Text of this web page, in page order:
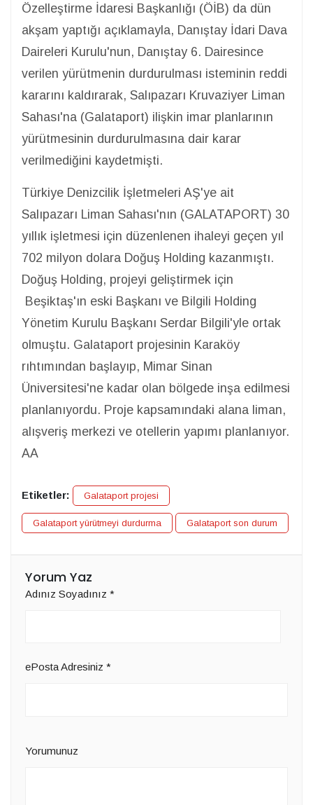
Özelleştirme İdaresi Başkanlığı (ÖİB) da dün
akşam yaptığı açıklamayla, Danıştay İdari Dava
Daireleri Kurulu'nun, Danıştay 6. Dairesince
verilen yürütmenin durdurulması isteminin reddi
kararını kaldırarak, Salıpazarı Kruvaziyer Liman
Sahası'na (Galataport) ilişkin imar planlarının
yürütmesinin durdurulmasına dair karar
verilmediğini kaydetmişti.
Türkiye Denizcilik İşletmeleri AŞ'ye ait
Salıpazarı Liman Sahası'nın (GALATAPORT) 30
yıllık işletmesi için düzenlenen ihaleyi geçen yıl
702 milyon dolara Doğuş Holding kazanmıştı.
Doğuş Holding, projeyi geliştirmek için
Beşiktaş'ın eski Başkanı ve Bilgili Holding
Yönetim Kurulu Başkanı Serdar Bilgili'yle ortak
olmuştu. Galataport projesinin Karaköy
rıhtımından başlayıp, Mimar Sinan
Üniversitesi'ne kadar olan bölgede inşa edilmesi
planlanıyordu. Proje kapsamındaki alana liman,
alışveriş merkezi ve otellerin yapımı planlanıyor.
AA
Etiketler: Galataport projesi
Galataport yürütmeyi durdurma Galataport son durum
Yorum Yaz
Adınız Soyadınız *
ePosta Adresiniz *
Yorumunuz